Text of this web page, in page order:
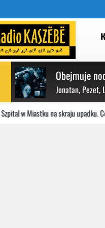
Obejmuje
Jonatan, Pezet,
Szpital w Miastku na skraju upadku. Co